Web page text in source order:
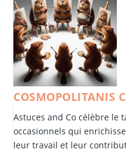
COSMOPOLITANIS
Astuces and Co célèbre le
occasionnels qui
leur travail et leur